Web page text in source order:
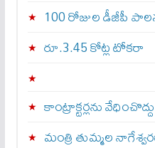
100 రోజుల డీజీపీ
రూ.3.45 కోట్ల టోకరా
కాంట్రాక్టర్లను వేధించొద్దు
మంత్రి తుమ్మల